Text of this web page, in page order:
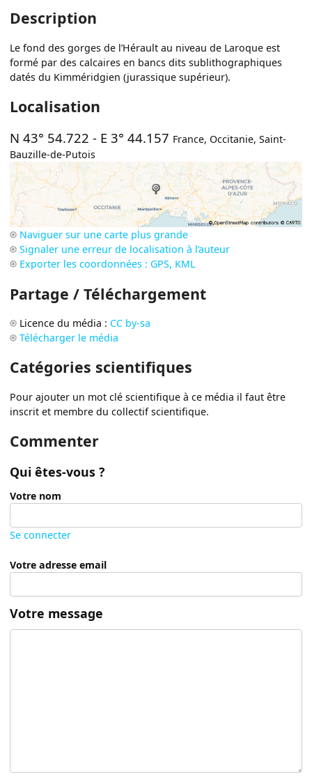
Description
Le fond des gorges de l’Hérault au niveau de Laroque est
formé par des calcaires en bancs dits sublithographiques
datés du Kimméridgien (jurassique supérieur).
Localisation
N 43° 54.722 - E 3° 44.157 France, Occitanie,Saint-
Bauzille-de-Putois
Naviguer sur une carte plus grande
Signaler une erreur de localisation à l’auteur
Exporter les coordonnées : GPS, KML
Partage / Téléchargement
Licence du média : CC by-sa
Télécharger le média
Catégories scientifiques
Pour ajouter un mot clé scientifique à ce média il faut être
inscrit et membre du collectif scientifique.
Commenter
Qui êtes-vous ?
Votre nom
Se connecter
Votre adresse email
Votre message